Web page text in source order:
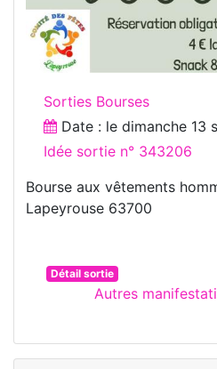
Sorties Bourses
Date : le dimanche 13
Idée sortie n° 343206
Bourse aux vêtements
Lapeyrouse 63700
Détail sortie
Autres